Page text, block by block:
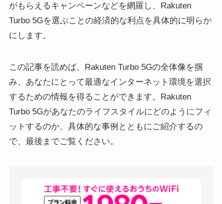
がもらえるキャンペーンなどを網羅し、Rakuten
Turbo 5Gを選ぶことの経済的な利点を具体的に明らか
にします。
この記事を読めば、Rakuten Turbo 5Gの全体像を掴
み、あなたにとって最適なインターネット環境を選択
するための情報を得ることができます。Rakuten
Turbo 5Gがあなたのライフスタイルにどのようにフィ
ットするのか、具体的な事例とともにご紹介するの
で、最後までご覧ください。